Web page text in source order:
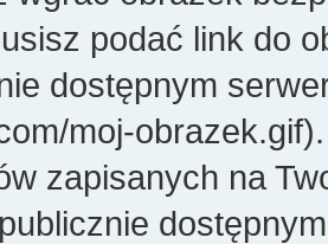
podać link do
dostępnym
moj-
zapisanych na